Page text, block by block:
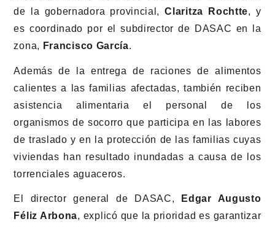
de la gobernadora provincial,Claritza Rochtte, y
es coordinado por el subdirector de DASAC en la
zona, Francisco García.
Además de la entrega de raciones de alimentos
calientes a las familias afectadas, también reciben
asistencia alimentaria el personal de los
organismos de socorro que participa en las labores
de traslado y en la protección de las familias cuyas
viviendas han resultado inundadas a causa de los
torrenciales aguaceros.
El director general de DASAC,
Edgar Augusto
Féliz Arbona, explicó que la prioridad es garantizar